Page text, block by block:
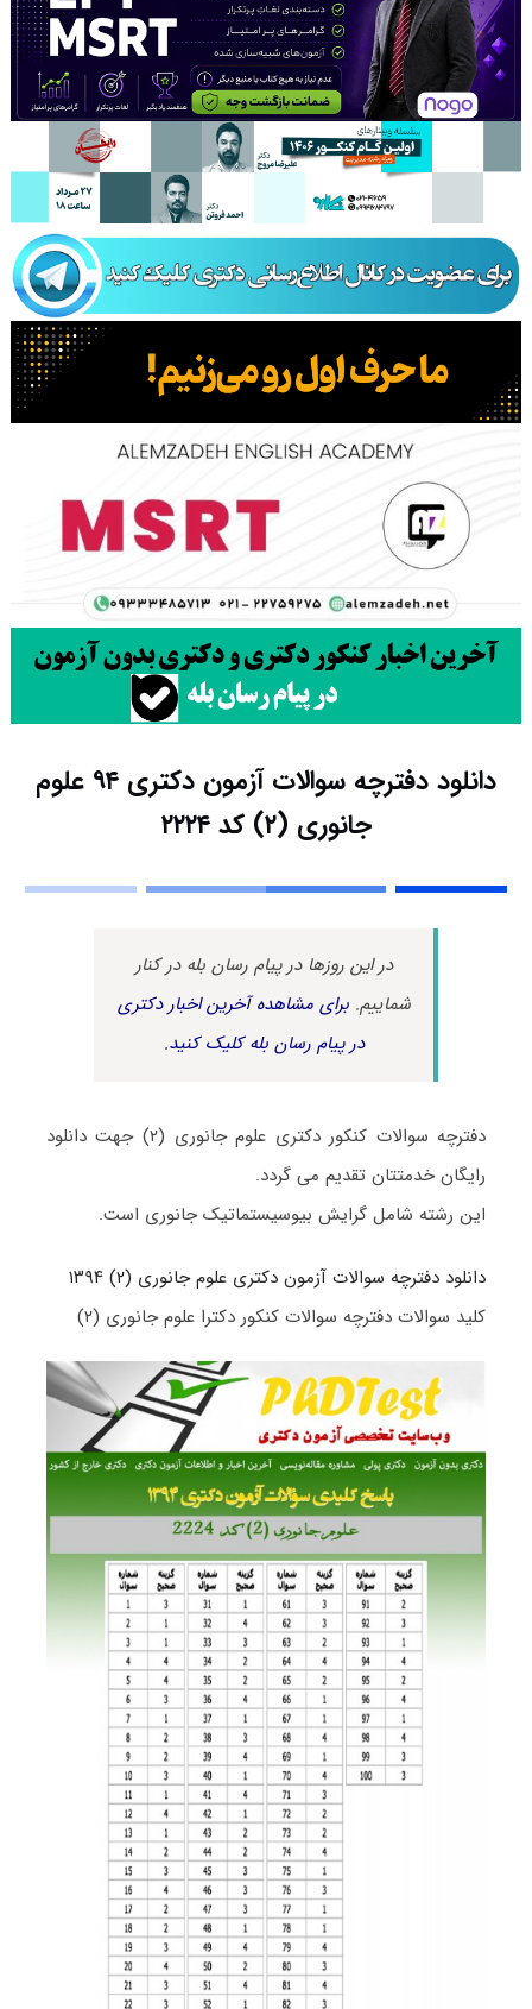
دانلود دفترچه سوالات آزمون دکتری ۹۴ علوم
جانوری (۲) کد ۲۲۲۴
در این روزها در پیام رسان بله در کنار
شماییم.برای مشاهده آخرین اخبار دکتری
در پیام رسان بله کلیک کنید.
دفترچه سوالات کنکور دکتری علوم جانوری (۲) جهت دانلود
رایگان خدمتتان تقدیم می گردد.
این رشته شامل گرایش بیوسیستماتیک جانوری است.
دانلود دفترچه سوالات آزمون دکتری علوم جانوری (۲) ۱۳۹۴
کلید سوالات دفترچه سوالات کنکور دکترا علوم جانوری (۲)